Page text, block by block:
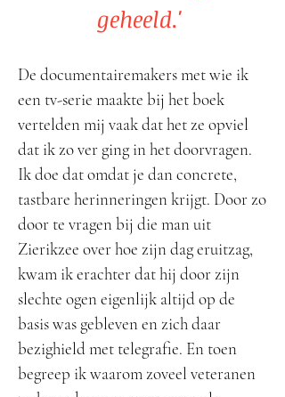
geheeld.'
De documentairemakers met wie ik
een tv-serie maakte bij het boek
vertelden mij vaak dat het ze opviel
dat ik zo ver ging in het doorvragen.
Ik doe dat omdat je dan concrete,
tastbare herinneringen krijgt. Door zo
door te vragen bij die man uit
Zierikzee over hoe zijn dag eruitzag,
kwam ik erachter dat hij door zijn
slechte ogen eigenlijk altijd op de
basis was gebleven en zich daar
bezighield met telegrafie. En toen
begreep ik waarom zoveel veteranen